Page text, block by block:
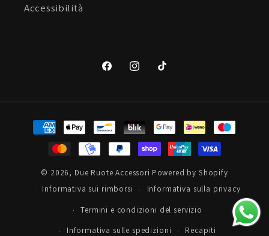
Accessibilità
FacebookInstagramTikTok
Metodi
di
pagamento
© 2026, Due Ruote Accessori Powered by Shopify
Informativa sui rimborsi
Informativa sulla privacy
Termini e condizioni del servizio
Informativa sulle spedizioni Recapiti